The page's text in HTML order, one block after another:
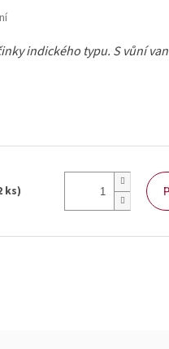
indického typu. S vůní
ks)